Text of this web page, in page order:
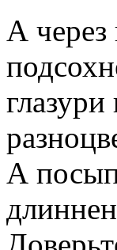
А через
А